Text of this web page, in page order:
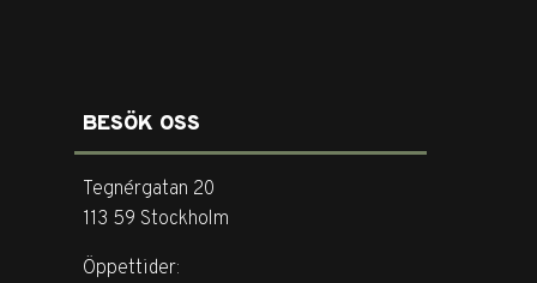
BESÖK OSS
Tegnérgatan 20
113 59 Stockholm
Öppettider: